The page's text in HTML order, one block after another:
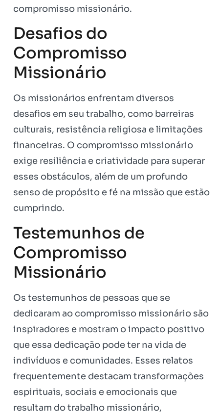
compromisso missionário.
Desafios do
Compromisso
Missionário
Os missionários enfrentam diversos
desafios em seu trabalho, como barreiras
culturais, resistência religiosa e limitações
financeiras. O compromisso missionário
exige resiliência e criatividade para superar
esses obstáculos, além de um profundo
senso de propósito e fé na missão que estão
cumprindo.
Testemunhos de
Compromisso
Missionário
Os testemunhos de pessoas que se
dedicaram ao compromisso missionário são
inspiradores e mostram o impacto positivo
que essa dedicação pode ter na vida de
indivíduos e comunidades. Esses relatos
frequentemente destacam transformações
espirituais, sociais e emocionais que
resultam do trabalho missionário,